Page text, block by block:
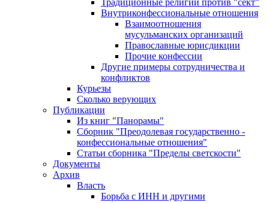
Традиционные религии против "сект"
Внутриконфессиональные отношения
Взаимоотношения
мусульманских организаций
Православные юрисдикции
Прочие конфессии
Другие примеры сотрудничества и
конфликтов
Курьезы
Сколько верующих
Публикации
Из книг "Панорамы"
Сборник "Преодолевая государственно -
конфессиональные отношения"
Статьи сборника "Пределы светскости"
Документы
Архив
Власть
Борьба с ИНН и другими